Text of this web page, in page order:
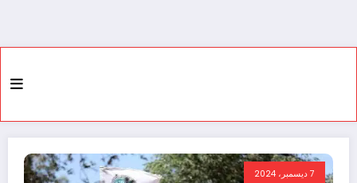
7 ديسمبر، 2024